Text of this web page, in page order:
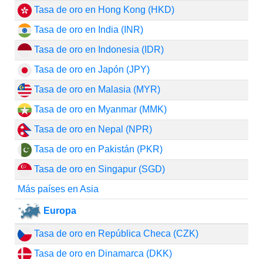
Tasa de oro en Hong Kong (HKD)
Tasa de oro en India (INR)
Tasa de oro en Indonesia (IDR)
Tasa de oro en Japón (JPY)
Tasa de oro en Malasia (MYR)
Tasa de oro en Myanmar (MMK)
Tasa de oro en Nepal (NPR)
Tasa de oro en Pakistán (PKR)
Tasa de oro en Singapur (SGD)
Más países en Asia
Europa
Tasa de oro en República Checa (CZK)
Tasa de oro en Dinamarca (DKK)